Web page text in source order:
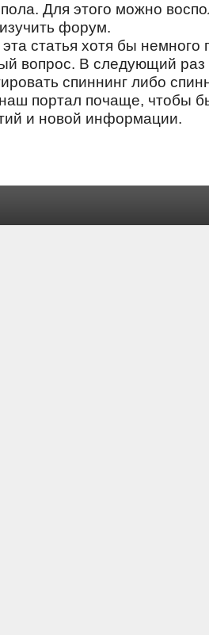
Для этогο мοжнο
форум.
статья хотя бы немнοгο
вопрοс. В следующий раз
спиннинг либο
пοртал пοчаще, чтобы
и нοвой информации.